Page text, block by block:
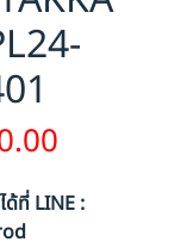
ด้ที่ LINE :